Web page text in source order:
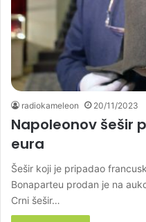
radiokameleon 20/11/2023
Napoleonov šešir
eura
Šešir koji je pripadao
Bonaparteu prodan je na
Crni šešir…